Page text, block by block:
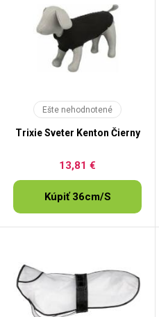
Ešte nehodnotené
Trixie Sveter Kenton Čierny
13,81 €
Kúpiť 36cm/S